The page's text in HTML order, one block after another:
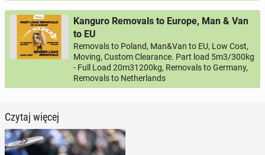
Kanguro Removals to Europe, Man & Van
to EU
Removals to Poland, Man&Van to EU, Low Cost,
Moving, Custom Clearance. Part load 5m3/300kg
- Full Load 20m31200kg, Removals to Germany,
Removals to Netherlands
Czytaj więcej